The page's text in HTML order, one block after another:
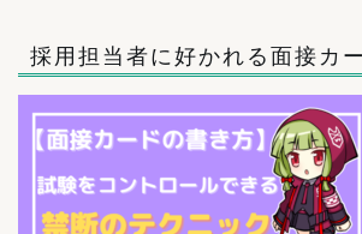
採用担当者に好かれる面接カ